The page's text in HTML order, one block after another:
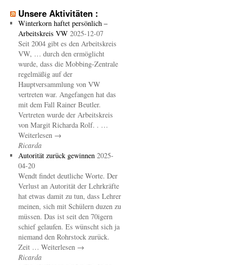
Unsere Aktivitäten :
Winterkorn haftet persönlich –
Arbeitskreis VW 2025-12-07
Seit 2004 gibt es den Arbeitskreis
VW, … durch den ermöglicht
wurde, dass die Mobbing-Zentrale
regelmäßig auf der
Hauptversammlung von VW
vertreten war. Angefangen hat das
mit dem Fall Rainer Beutler.
Vertreten wurde der Arbeitskreis
von Margit Richarda Rolf. . …
Weiterlesen →
Ricarda
Autorität zurück gewinnen 2025-
04-20
Wendt findet deutliche Worte. Der
Verlust an Autorität der Lehrkräfte
hat etwas damit zu tun, dass Lehrer
meinen, sich mit Schülern duzen zu
müssen. Das ist seit den 70igern
schief gelaufen. Es wünscht sich ja
niemand den Rohrstock zurück.
Zeit … Weiterlesen →
Ricarda